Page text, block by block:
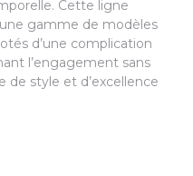
Cette ligne
gamme de modèles
d’une complication
l’engagement sans
de style et d’excellence